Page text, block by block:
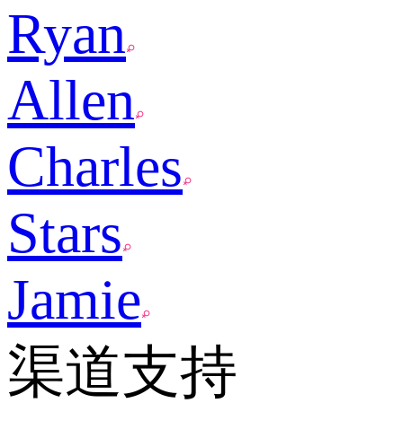
Ryan
Allen
Charles
Stars
Jamie
渠道支持